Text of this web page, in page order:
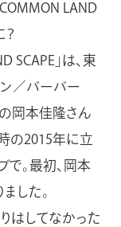
COMMON LAND
SCAPE」は、東
／バーバー
の岡本佳隆さん
の2015年に立
で。最初、岡本
した。
はしてなかった